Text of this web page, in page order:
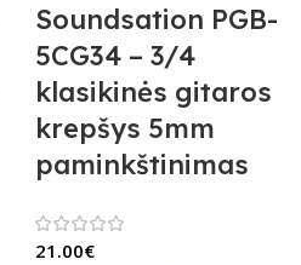
Soundsation PGB-
5CG34 – 3/4
klasikinės gitaros
krepšys 5mm
paminkštinimas
21.00€